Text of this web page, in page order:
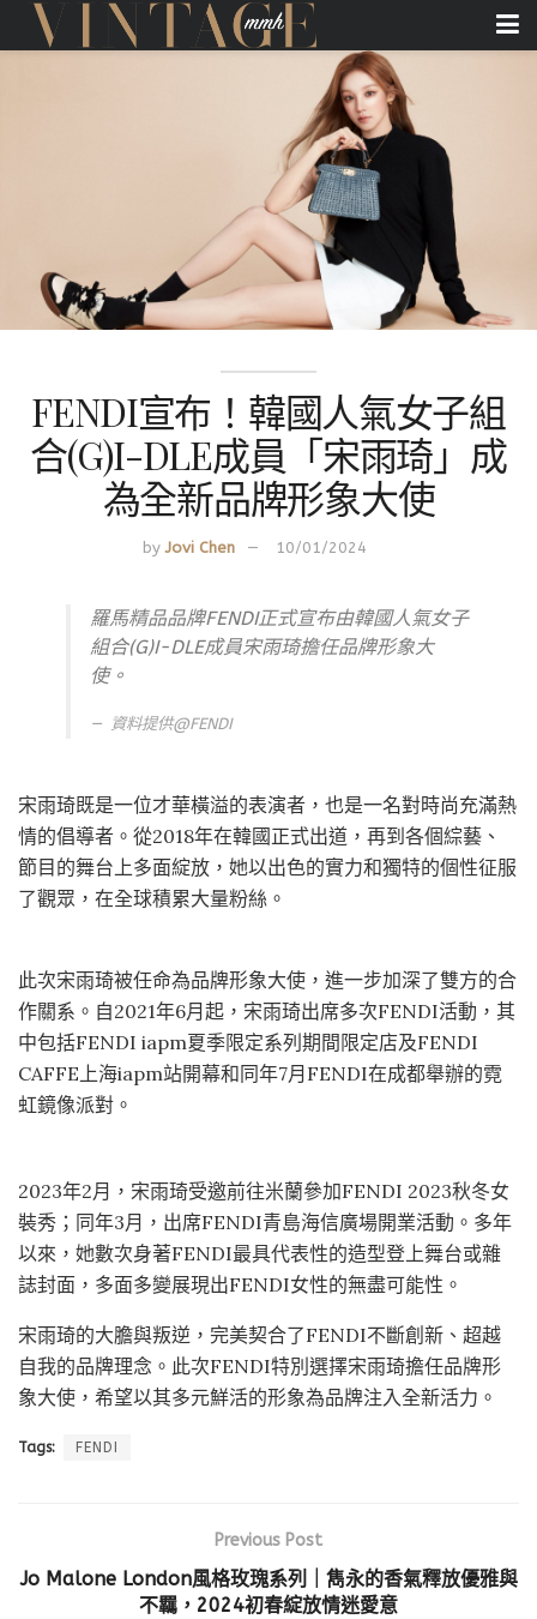
FENDI宣布！韓國人氣女子組
合(G)I-DLE成員「宋雨琦」成
為全新品牌形象大使
by Jovi Chen 10/01/2024
羅馬精品品牌FENDI正式宣布由韓國人氣女子
組合(G)I-DLE成員宋雨琦擔任品牌形象大
使。
資料提供@FENDI
宋雨琦既是一位才華橫溢的表演者，也是一名對時尚充滿熱
情的倡導者。從2018年在韓國正式出道，再到各個綜藝、
節目的舞台上多面綻放，她以出色的實力和獨特的個性征服
了觀眾，在全球積累大量粉絲。
此次宋雨琦被任命為品牌形象大使，進一步加深了雙方的合
作關系。自2021年6月起，宋雨琦出席多次FENDI活動，其
中包括FENDI iapm夏季限定系列期間限定店及FENDI
CAFFE上海iapm站開幕和同年7月FENDI在成都舉辦的霓
虹鏡像派對。
2023年2月，宋雨琦受邀前往米蘭參加FENDI 2023秋冬女
裝秀；同年3月，出席FENDI青島海信廣場開業活動。多年
以來，她數次身著FENDI最具代表性的造型登上舞台或雜
誌封面，多面多變展現出FENDI女性的無盡可能性。
宋雨琦的大膽與叛逆，完美契合了FENDI不斷創新、超越
自我的品牌理念。此次FENDI特別選擇宋雨琦擔任品牌形
象大使，希望以其多元鮮活的形象為品牌注入全新活力。
Tags: FENDI
Previous Post
Jo Malone London風格玫瑰系列｜雋永的香氣釋放優雅與
不羈，2024初春綻放情迷愛意